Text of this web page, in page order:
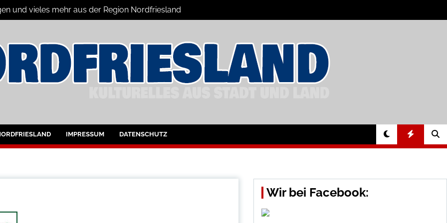
und vieles mehr aus der Region Nordfriesland
für Nordfriesland und Husum
IMPRESSUM DATENSCHUTZ
Wir bei Facebook: